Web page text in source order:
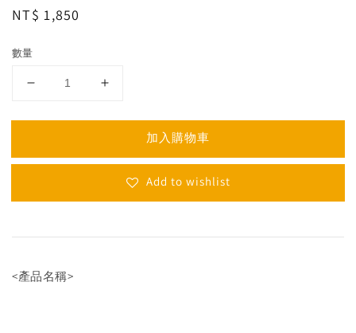
Regular
NT$ 1,850
數量
加入購物車
Add to wishlist
<產品名稱>